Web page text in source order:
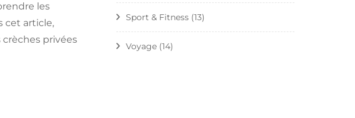
les
cet article,
privées
Sport & Fitness (13)
Voyage (14)